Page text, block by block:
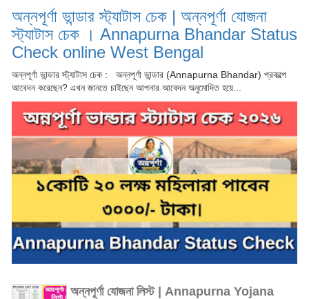
অন্নপূর্ণা ভান্ডার স্ট্যাটাস চেক | অন্নপূর্ণা যোজনা
স্ট্যাটাস চেক । Annapurna Bhandar Status
Check online West Bengal
অন্নপূর্ণা ভান্ডার স্ট্যাটাস চেক : অন্নপূর্ণা ভান্ডার (Annapurna Bhandar) প্রকল্পে
আবেদন করেছেন? এখন জানতে চাইছেন আপনার আবেদন অনুমোদিত হয়ে...
অন্নপূর্ণা যোজনা লিস্ট | Annapurna Yojana